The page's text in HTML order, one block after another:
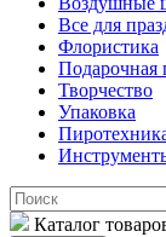
Все для
Флористика
Подарочная
Творчество
Упаковка
Каталог